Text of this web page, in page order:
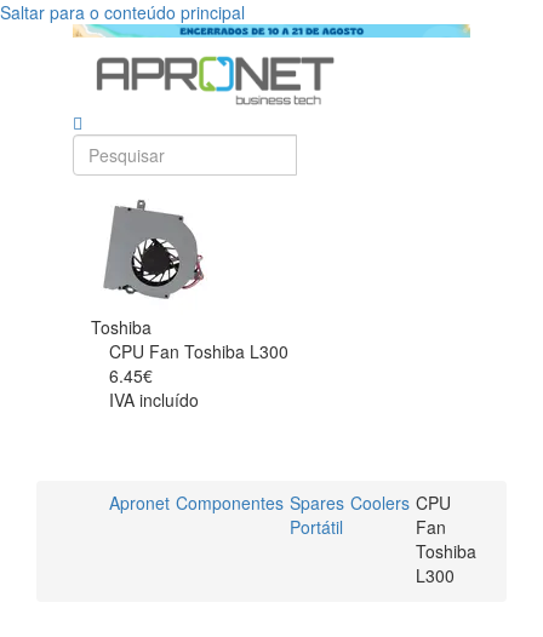
Saltar para o conteúdo principal
Toshiba
CPU Fan Toshiba L300
6.45€
IVA incluído
Apronet Componentes Spares
Portátil
Coolers CPU
Fan
Toshiba
L300